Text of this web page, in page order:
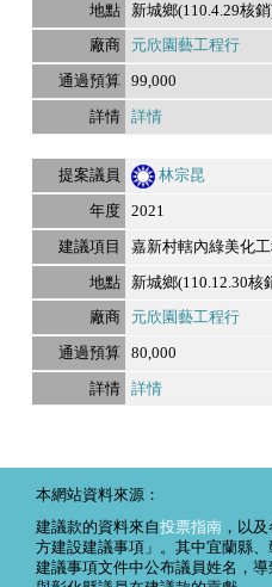
新城鄉(110.4.29核
元欣園藝工程行
99,000
詳情
林宗昆
2021
嘉新村轄內綠美化工
新城鄉(110.12.30核
元欣園藝工程行
80,000
詳情
本網站資料來源：
建議款的資料來自投票指南 ，以
方建設建議事項」。其中宜蘭縣
建議事項文件中公布議員姓名，